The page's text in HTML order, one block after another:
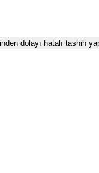
dolayı hatalı